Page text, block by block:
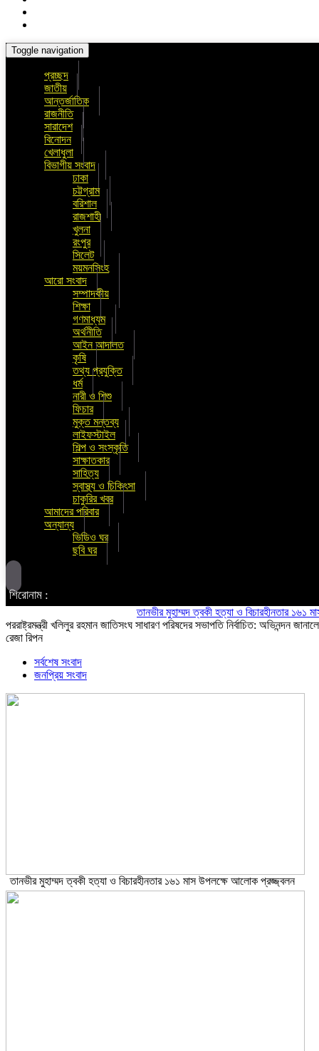
Toggle navigation
প্রচ্ছদ
জাতীয়
আন্তর্জাতিক
রাজনীতি
সারাদেশ
বিনোদন
খেলাধুলা
বিভাগীয় সংবাদ
ঢাকা
চট্টগ্রাম
বরিশাল
রাজশাহী
খুলনা
রংপুর
সিলেট
ময়মনসিংহ
আরো সংবাদ
সম্পাদকীয়
শিক্ষা
গণমাধ্যম
অর্থনীতি
আইন আদালত
কৃষি
তথ্য প্রযুক্তি
ধর্ম
নারী ও শিশু
ফিচার
মুক্ত মন্তব্য
লাইফস্টাইল
শিল্প ও সংস্কৃতি
সাক্ষাতকার
সাহিত্য
স্বাস্থ্য ও চিকিৎসা
চাকুরির খবর
আমাদের পরিবার
অন্যান্য
ভিডিও ঘর
ছবি ঘর
শিরোনাম :
তানভীর মুহাম্মদ ত্বকী হত্যা ও বিচারহীনতার ১৬১ মাস
পররাষ্ট্রমন্ত্রী খলিলুর রহমান জাতিসংঘ সাধারণ পরিষদের সভাপতি নির্বাচিত: অভিনন্দন
রেজা রিপন
সর্বশেষ সংবাদ
জনপ্রিয় সংবাদ
তানভীর মুহাম্মদ ত্বকী হত্যা ও বিচারহীনতার ১৬১ মাস উপলক্ষে আলোক প্রজ্জ্বলন